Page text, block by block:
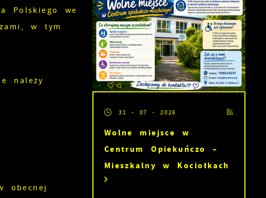
Polskiego we
w tym
należy
obecnej
31 - 07 - 2026
Wolne miejsce w
Centrum Opiekuńczo –
Mieszkalny w Kociołkach